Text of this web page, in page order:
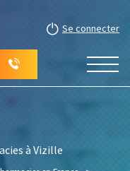
Se connecter
à Vizille